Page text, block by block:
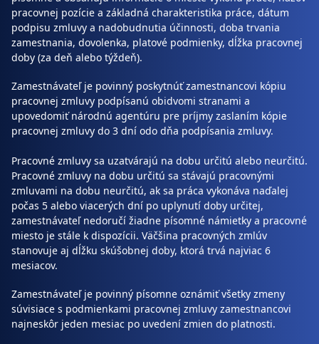
pracovnej pozície a základná charakteristika práce, dátum
podpisu zmluvy a nadobudnutia účinnosti, doba trvania
zamestnania, dovolenka, platové podmienky, dĺžka pracovnej
doby (za deň alebo týždeň).
Zamestnávateľ je povinný poskytnúť zamestnancovi kópiu
pracovnej zmluvy podpísanú obidvomi stranami a
upovedomiť národnú agentúru pre príjmy zaslaním kópie
pracovnej zmluvy do 3 dní odo dňa podpísania zmluvy.
Pracovné zmluvy sa uzatvárajú na dobu určitú alebo neurčitú.
Pracovné zmluvy na dobu určitú sa stávajú pracovnými
zmluvami na dobu neurčitú, ak sa práca vykonáva naďalej
počas 5 alebo viacerých dní po uplynutí doby určitej,
zamestnávateľ nedoručí žiadne písomné námietky a pracovné
miesto je stále k dispozícii. Väčšina pracovných zmlúv
stanovuje aj dĺžku skúšobnej doby, ktorá trvá najviac 6
mesiacov.
Zamestnávateľ je povinný písomne oznámiť všetky zmeny
súvisiace s podmienkami pracovnej zmluvy zamestnancovi
najneskôr jeden mesiac po uvedení zmien do platnosti.